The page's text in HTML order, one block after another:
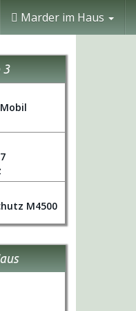
Marder im Haus
3
M4500